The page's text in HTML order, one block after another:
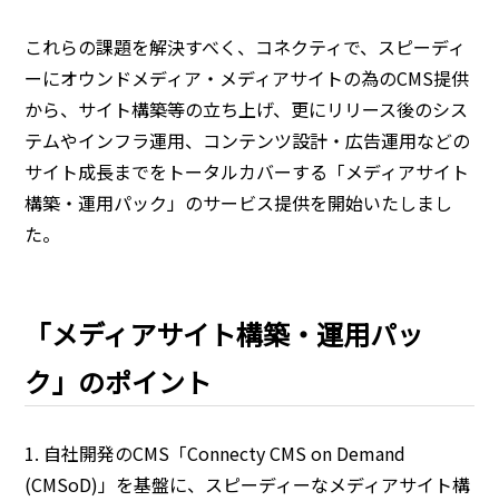
これらの課題を解決すべく、コネクティで、スピーディ
ーにオウンドメディア・メディアサイトの為のCMS提供
から、サイト構築等の立ち上げ、 更にリリース後のシス
テムやインフラ運用、コンテンツ設計・広告運用などの
サイト成長までをトータルカバーする「メディアサイト
構築・運用パック」のサービス提供を開始いたしまし
た。
「メディアサイト構築・運用パッ
ク」のポイント
1. 自社開発のCMS「Connecty CMS on Demand
(CMSoD)」を基盤に、スピーディーなメディアサイト構